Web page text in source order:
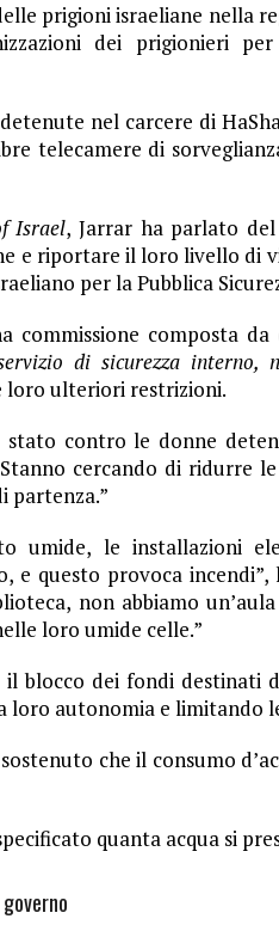
prigioni israeliane nella
dei prigionieri
nel carcere di
telecamere di
Israel, Jarrar ha parlato
e riportare il loro livello di
per la Pubblica
commissione composta
di sicurezza interno,
loro ulteriori restrizioni.
stato contro le donne
cercando di ridurre
partenza.”
umide, le installazioni
e questo provoca
non abbiamo
loro umide celle.”
blocco dei fondi destinati
loro autonomia e limitando
che il consumo
quanta acqua si